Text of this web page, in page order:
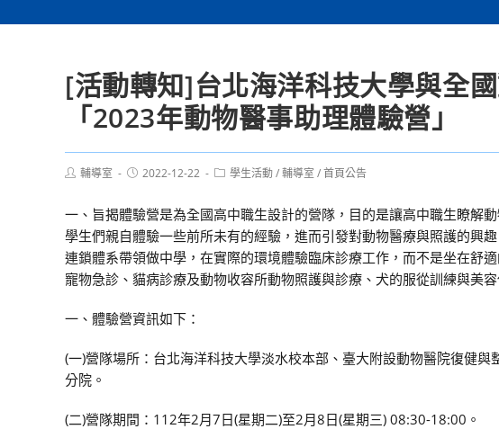
[活動轉知]台北海洋科技大學與全
「2023年動物醫事助理體驗營」
Post輔導室
Post2022-12-22
Post學生活動/輔導室 /首頁公告
一、旨揭體驗營是為全國高中職生設計的營隊，目的是讓高中職生瞭解
學生們親自體驗一些前所未有的經驗，進而引發對動物醫療與照護的興
連鎖體系帶領做中學，在實際的環境體驗臨床診療工作，而不是坐在舒
寵物急診、貓病診療及動物收容所動物照護與診療、犬的服從訓練與美
一、體驗營資訊如下：
(一)營隊場所：台北海洋科技大學淡水校本部、臺大附設動物醫院復健
分院。
(二)營隊期間：112年2月7日(星期二)至2月8日(星期三) 08:30-18:00。